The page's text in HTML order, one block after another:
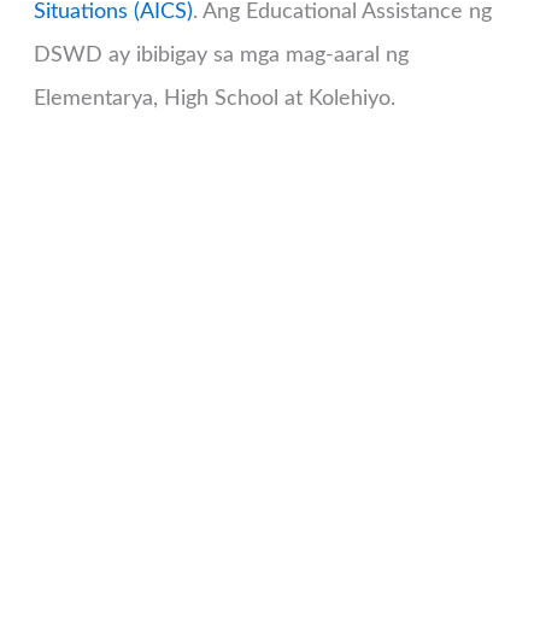
Situations (AICS). Ang Educational Assistance ng
DSWD ay ibibigay sa mga mag-aaral ng
Elementarya, High School at Kolehiyo.